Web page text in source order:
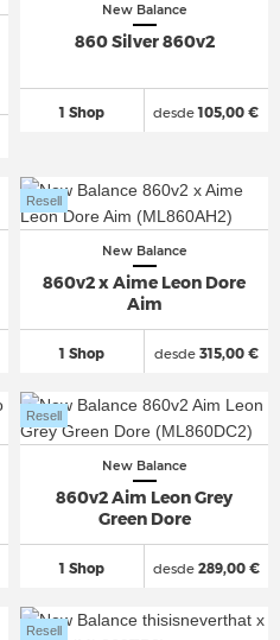
New Balance
860 Silver 860v2
1 Shop desde105,00 €
New Balance
860v2 x Aime Leon Dore
Aim
1 Shop
Resell
desde315,00 €
New Balance
860v2 Aim Leon Grey
Green Dore
1 Shop
Resell
desde289,00 €
Resell